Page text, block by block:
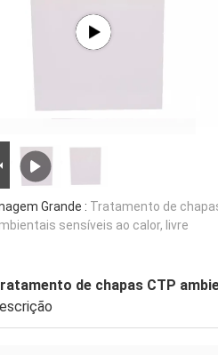
Grande : Tratamento de
sensíveis ao calor, livre
de chapas CTP